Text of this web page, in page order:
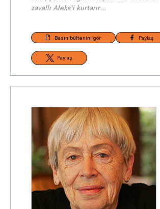
zavallı Aleks’i kurtarır…
Basın bültenini gör Paylaş
Paylaş